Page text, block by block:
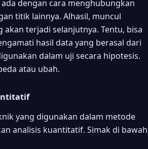
dengan cara menghubungkan
titik lainnya. Alhasil, muncul
akan terjadi selanjutnya. Tentu, bisa
hasil data yang berasal dari
dalam uji secara hipotesis.
atau ubah.
yang digunakan dalam metode
analisis kuantitatif. Simak di bawah